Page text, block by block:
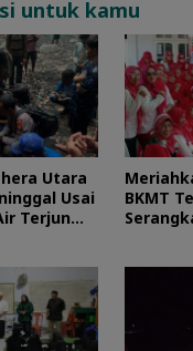
untuk kamu
Utara
Usai
Terjun
BKMT